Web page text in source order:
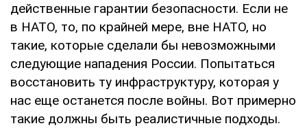
действенные гарантии безопасности. Если не
в НАТО, то, по крайней мере, вне НАТО, но
такие, которые сделали бы невозможными
следующие нападения России. Попытаться
восстановить ту инфраструктуру, которая у
нас еще останется после войны. Вот примерно
такие должны быть реалистичные подходы.